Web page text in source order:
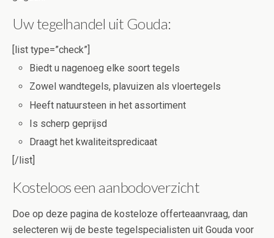
Uw tegelhandel uit Gouda:
[list type=”check”]
Biedt u nagenoeg elke soort tegels
Zowel wandtegels, plavuizen als vloertegels
Heeft natuursteen in het assortiment
Is scherp geprijsd
Draagt het kwaliteitspredicaat
[/list]
Kosteloos een aanbodoverzicht
Doe op deze pagina de kosteloze offerteaanvraag, dan
selecteren wij de beste tegelspecialisten uit Gouda voor